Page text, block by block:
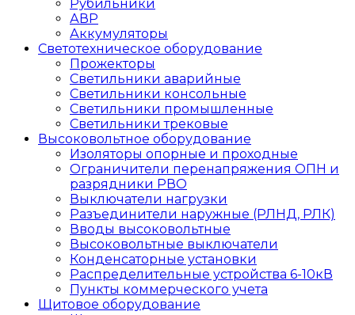
Рубильники
АВР
Аккумуляторы
Светотехническое оборудование
Прожекторы
Светильники аварийные
Светильники консольные
Светильники промышленные
Светильники трековые
Высоковольтное оборудование
Изоляторы опорные и проходные
Ограничители перенапряжения ОПН и
разрядники РВО
Выключатели нагрузки
Разъединители наружные (РЛНД, РЛК)
Вводы высоковольтные
Высоковольтные выключатели
Конденсаторные установки
Распределительные устройства 6-10кВ
Пункты коммерческого учета
Щитовое оборудование